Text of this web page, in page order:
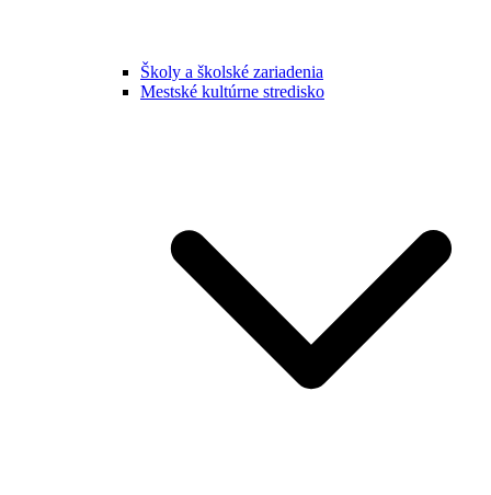
Školy a školské zariadenia
Mestské kultúrne stredisko